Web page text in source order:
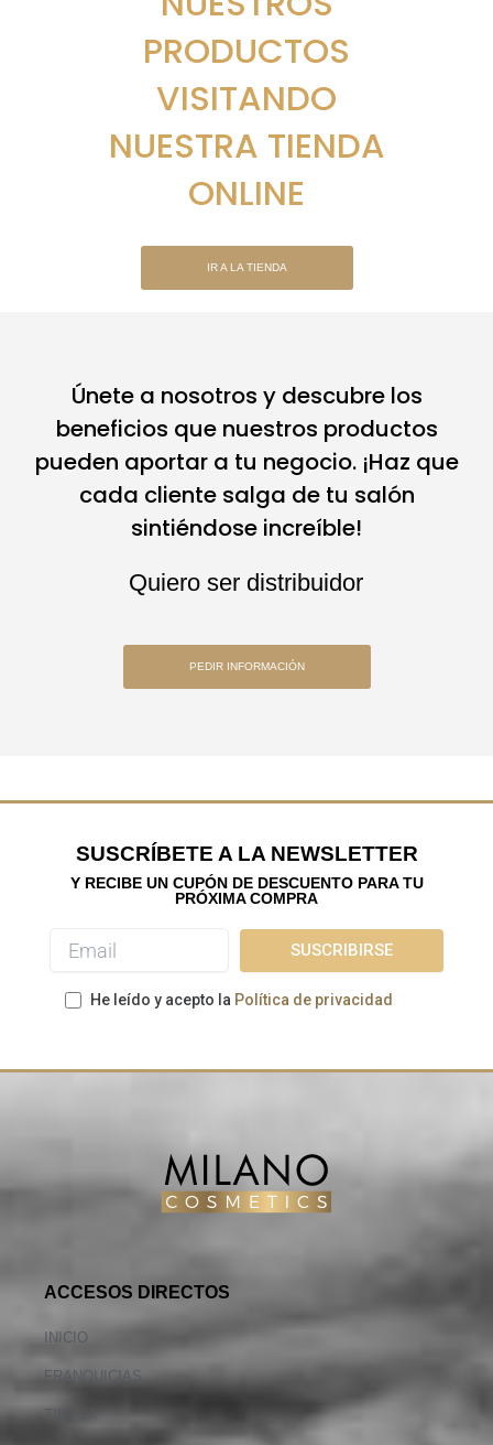
PRODUCTOS
VISITANDO
NUESTRA TIENDA
ONLINE
IR A LA TIENDA
Únete a nosotros y descubre los
beneficios que nuestros productos
pueden aportar a tu negocio. ¡Haz que
cada cliente salga de tu salón
sintiéndose increíble!
Quiero ser distribuidor
PEDIR INFORMACIÓN
SUSCRÍBETE A LA NEWSLETTER
Y RECIBE UN CUPÓN DE DESCUENTO PARA TU
PRÓXIMA COMPRA
He leído y acepto la Política de privacidad
ACCESOS DIRECTOS
INICIO
FRANQUICIAS
TIENDA